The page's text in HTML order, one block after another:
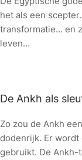
het als een
transformatie… en
leven…
De Ankh als
Zo zou de Ankh
dodenrijk. Er wordt
gebruikt. De Ankh-